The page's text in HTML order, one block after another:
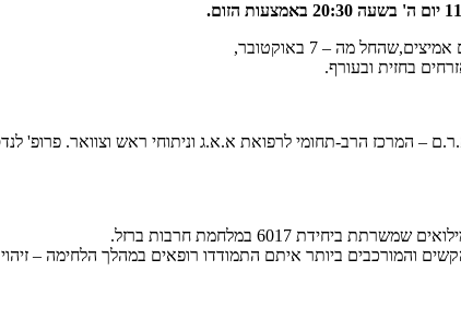
מה – 7 באוקטובר,
בחזית ובעורף.
– המרכז הרב-תחומי לרפואת א.א.ג וניתוחי ראש וצוואר. פרופ'
ביחידת 6017 במלחמת חרבות ברזל.
והמורכבים ביותר איתם התמודדו רופאים במהלך הלחימה –